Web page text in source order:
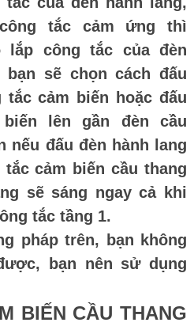
tắc cảm ứng thì
lắp công tắc của đèn
bạn sẽ chọn cách đấu
cảm biến hoặc đấu
lên gần đèn cầu
nếu đấu đèn hành lang
cảm biến cầu thang
sẽ sáng ngay cả khi
tắc tầng 1.
pháp trên, bạn không
bạn nên sử dụng
BIẾN CẦU THANG